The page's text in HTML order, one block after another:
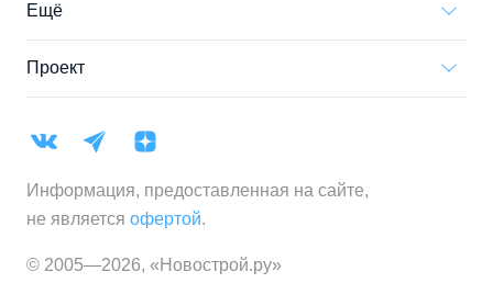
Ещё
Проект
Информация, предоставленная на сайте,
не является офертой.
© 2005—2026, «Новострой.ру»